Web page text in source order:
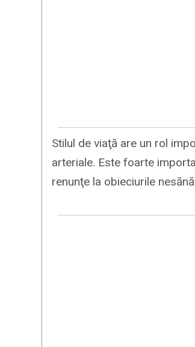
Stilul de viaţă are un rol
arteriale. Este foarte
renunţe la obieciurile